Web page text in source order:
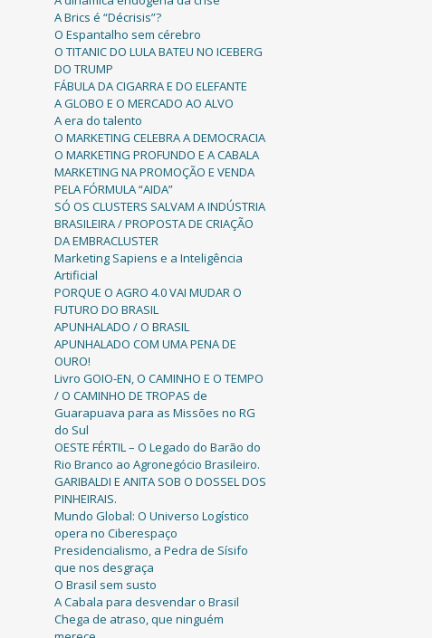
A Brics é “Décrisis”?
O Espantalho sem cérebro
O TITANIC DO LULA BATEU NO ICEBERG
DO TRUMP
FÁBULA DA CIGARRA E DO ELEFANTE
A GLOBO E O MERCADO AO ALVO
A era do talento
O MARKETING CELEBRA A DEMOCRACIA
O MARKETING PROFUNDO E A CABALA
MARKETING NA PROMOÇÃO E VENDA
PELA FÓRMULA “AIDA”
SÓ OS CLUSTERS SALVAM A INDÚSTRIA
BRASILEIRA / PROPOSTA DE CRIAÇÃO
DA EMBRACLUSTER
Marketing Sapiens e a Inteligência
Artificial
PORQUE O AGRO 4.0 VAI MUDAR O
FUTURO DO BRASIL
APUNHALADO / O BRASIL
APUNHALADO COM UMA PENA DE
OURO!
Livro GOIO-EN, O CAMINHO E O TEMPO
/ O CAMINHO DE TROPAS de
Guarapuava para as Missões no RG
do Sul
OESTE FÉRTIL – O Legado do Barão do
Rio Branco ao Agronegócio Brasileiro.
GARIBALDI E ANITA SOB O DOSSEL DOS
PINHEIRAIS.
Mundo Global: O Universo Logístico
opera no Ciberespaço
Presidencialismo, a Pedra de Sísifo
que nos desgraça
O Brasil sem susto
A Cabala para desvendar o Brasil
Chega de atraso, que ninguém